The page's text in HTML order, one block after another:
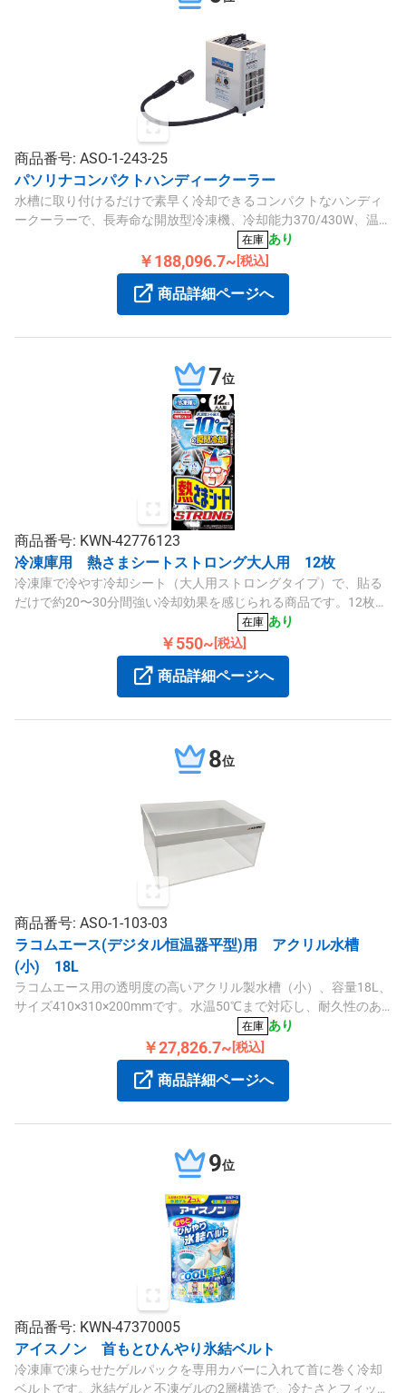
商品番号: ASO-1-243-25
パソリナコンパクトハンディークーラー
水槽に取り付けるだけで素早く冷却できるコンパクトなハンディ
ークーラーで、長寿命な開放型冷凍機、冷却能力370/430W、温度
範囲-20℃から30℃、省スペース設計の投げ込み型です。
在庫 あり
￥188,096.7~ [税込]
商品詳細ページへ
7位
商品番号: KWN-42776123
冷凍庫用 熱さまシートストロング大人用 12枚
冷凍庫で冷やす冷却シート（大人用ストロングタイプ）で、貼る
だけで約20〜30分間強い冷却効果を感じられる商品です。12枚入
在庫 あり
￥550~ [税込]
商品詳細ページへ
8位
商品番号: ASO-1-103-03
ラコムエース(デジタル恒温器平型)用 アクリル水槽
(小) 18L
ラコムエース用の透明度の高いアクリル製水槽（小）、容量18L、
サイズ410×310×200mmです。水温50℃まで対応し、耐久性のあ
るPMMA（アクリル）素材を使用しています。
在庫 あり
￥27,826.7~ [税込]
商品詳細ページへ
9位
商品番号: KWN-47370005
アイスノン 首もとひんやり氷結ベルト
冷凍庫で凍らせたゲルパックを専用カバーに入れて首に巻く冷却
ベルトです。氷結ゲルと不凍ゲルの2層構造で、冷たさとフィット